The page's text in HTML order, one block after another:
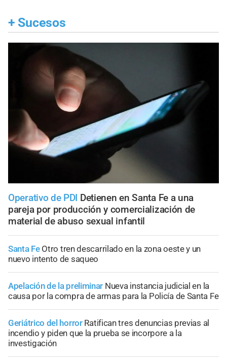
+ Sucesos
Operativo de PDI Detienen en Santa Fe a una
pareja por producción y comercialización de
material de abuso sexual infantil
Santa Fe Otro tren descarrilado en la zona oeste y un
nuevo intento de saqueo
Apelación de la preliminar Nueva instancia judicial en la
causa por la compra de armas para la Policía de Santa Fe
Geriátrico del horror Ratifican tres denuncias previas al
incendio y piden que la prueba se incorpore a la
investigación